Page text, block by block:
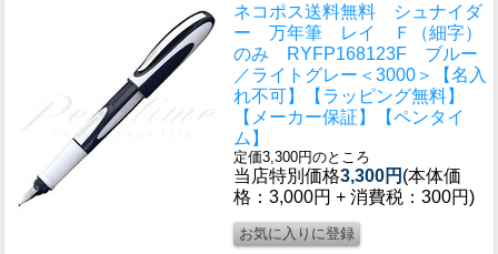
ネコポス送料無料 シュナイダ
ー 万年筆 レイ Ｆ（細字）
のみ RYFP168123F ブルー
／ライトグレー＜3000＞【名入
れ不可】【ラッピング無料】
【メーカー保証】【ペンタイ
ム】
定価3,300円のところ
当店特別価格3,300円 (本体価
格：3,000円 + 消費税：300円)